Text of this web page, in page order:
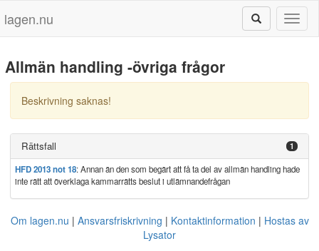
lagen.nu
Allmän handling -övriga frågor
Beskrivning saknas!
Rättsfall 1
HFD 2013 not 18: Annan än den som begärt att få ta del av allmän handling hade
inte rätt att överklaga kammarrätts beslut i utlämnandefrågan
Om lagen.nu Ansvarsfriskrivning Kontaktinformation
Hostas av
Lysator